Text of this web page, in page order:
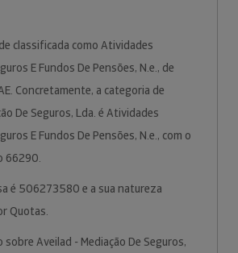
classificada como Atividades
E Fundos De Pensões, N.e., de
Concretamente, a categoria de
De Seguros, Lda. é Atividades
E Fundos De Pensões, N.e., com o
66290.
é 506273580 e a sua natureza
Quotas.
Aveilad - Mediação De Seguros,